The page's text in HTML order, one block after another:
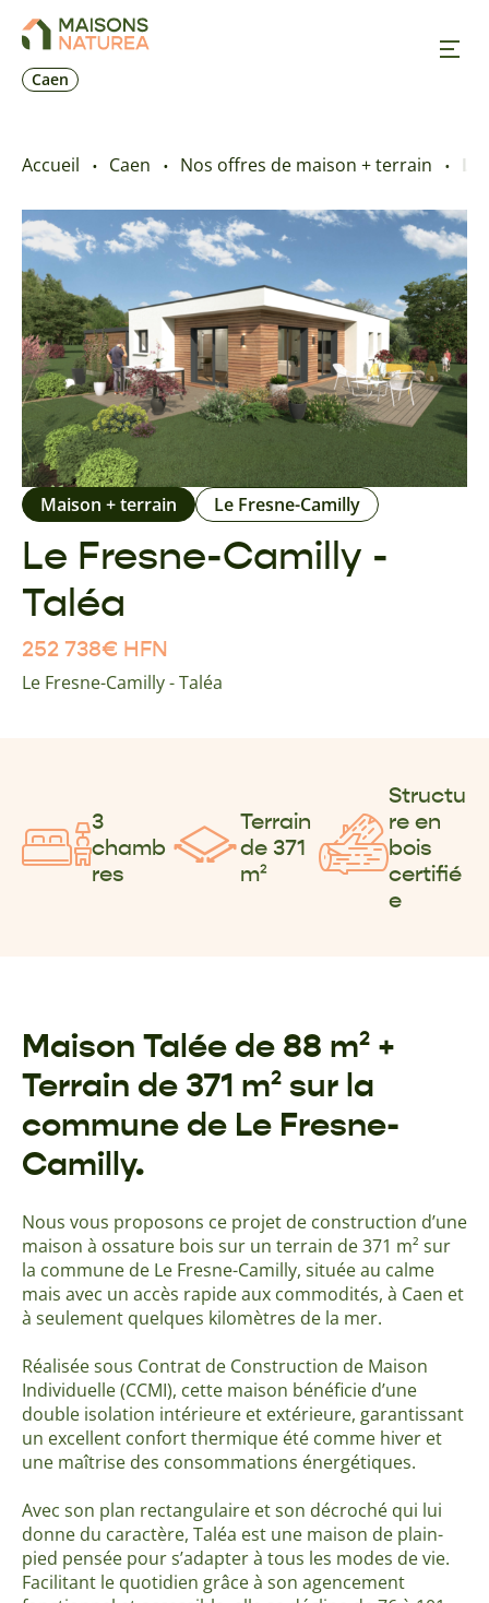
Caen
Nos offres
Prendre RDV
+33 2 31 84 06 85
Accueil Caen Nos offres de maison + terrain Le
Le Fresne-Camilly -
Taléa
Maison + terrain Le Fresne-Camilly
252 738€ HFN
Le Fresne-Camilly - Taléa
3
chamb
res
Terrain
de 371
m²
Structu
re en
bois
certifié
e
Maison Talée de 88 m² +
Terrain de 371 m² sur la
commune de Le Fresne-
Camilly.
Nous vous proposons ce projet de construction d’une
maison à ossature bois sur un terrain de 371 m² sur
la commune de Le Fresne-Camilly, située au calme
mais avec un accès rapide aux commodités, à Caen et
à seulement quelques kilomètres de la mer.
Réalisée sous Contrat de Construction de Maison
Individuelle (CCMI), cette maison bénéficie d’une
double isolation intérieure et extérieure, garantissant
un excellent confort thermique été comme hiver et
une maîtrise des consommations énergétiques.
Avec son plan rectangulaire et son décroché qui lui
donne du caractère, Taléa est une maison de plain-
pied pensée pour s’adapter à tous les modes de vie.
Facilitant le quotidien grâce à son agencement